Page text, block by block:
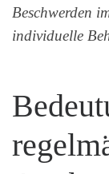
Beschwerden
individuelle